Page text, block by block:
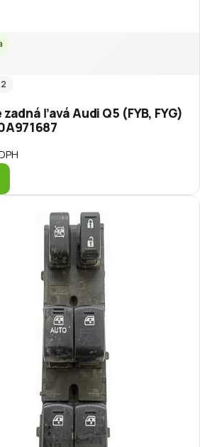
ľavá Audi Q5 (FYB, FYG)